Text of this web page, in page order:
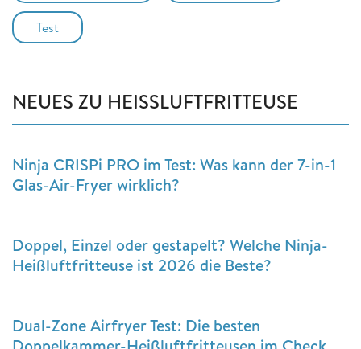
Test
NEUES ZU HEISSLUFTFRITTEUSE
Ninja CRISPi PRO im Test: Was kann der 7-in-1
Glas-Air-Fryer wirklich?
Doppel, Einzel oder gestapelt? Welche Ninja-
Heißluftfritteuse ist 2026 die Beste?
Dual-Zone Airfryer Test: Die besten